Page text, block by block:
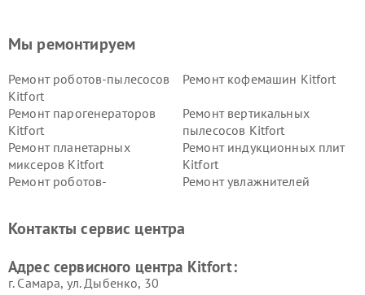
Мы ремонтируем
Ремонт роботов-пылесосов
Kitfort
Ремонт кофемашин Kitfort
Ремонт парогенераторов
Kitfort
Ремонт вертикальных
пылесосов Kitfort
Ремонт планетарных
миксеров Kitfort
Ремонт индукционных плит
Kitfort
Ремонт роботов-
Ремонт увлажнителей
Kitfort
Kitfort
Kitfort
Kitfort
Контакты сервис центра
Адрес сервисного центра Kitfort:
г. Самара, ул. Дыбенко, 30